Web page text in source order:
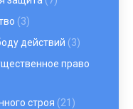
(3)
действий (3)
право
строя (21)